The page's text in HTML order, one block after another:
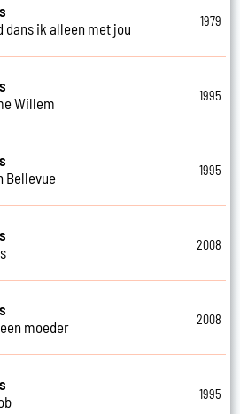
dans ik alleen met jou
1979
Willem
1995
Bellevue
1995
2008
moeder
2008
1995